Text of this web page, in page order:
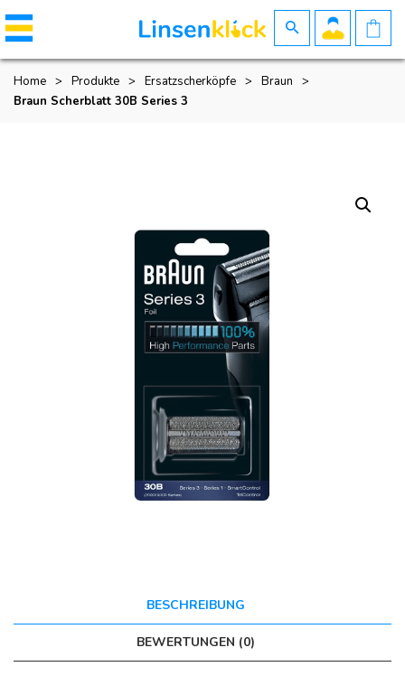
Home > Produkte > Ersatzscherköpfe > Braun
>
Braun Scherblatt 30B Series 3
BESCHREIBUNG
BEWERTUNGEN (0)